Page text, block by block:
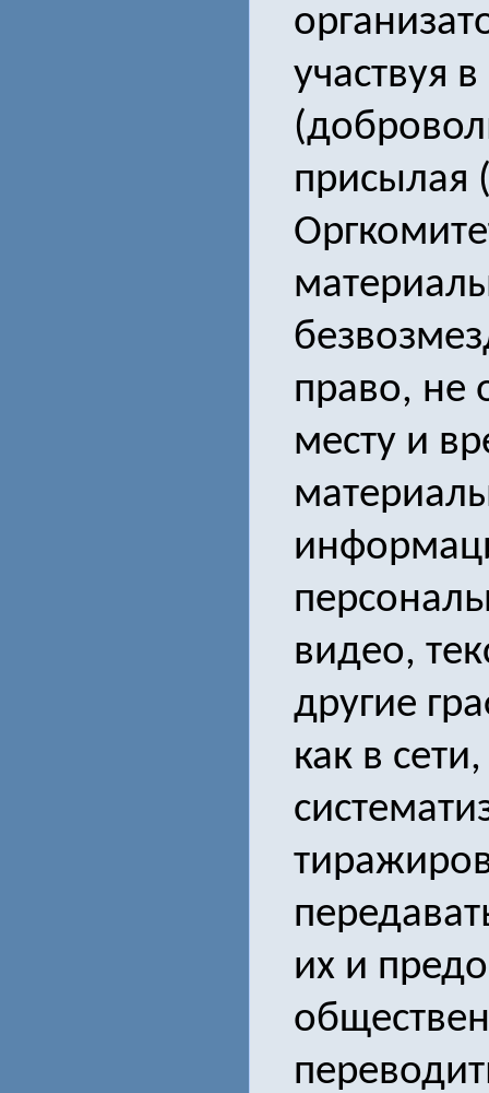
участвуя
присылая
право, не
месту и
видео,
другие
как в
их и